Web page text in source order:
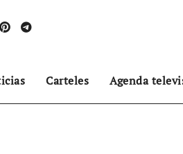
Carteles Agenda